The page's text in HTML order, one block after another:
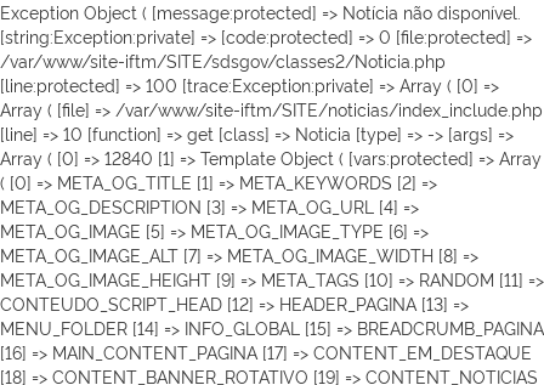
Exception Object ( [message:protected] => Notícia não disponível.
[string:Exception:private] => [code:protected] => 0 [file:protected] =>
/var/www/site-iftm/SITE/sdsgov/classes2/Noticia.php
[line:protected] => 100 [trace:Exception:private] => Array ( [0] =>
Array ( [file] => /var/www/site-iftm/SITE/noticias/index_include.php
[line] => 10 [function] => get [class] => Noticia [type] => -> [args] =>
Array ( [0] => 12840 [1] => Template Object ( [vars:protected] => Array
( [0] => META_OG_TITLE [1] => META_KEYWORDS [2] =>
META_OG_DESCRIPTION [3] => META_OG_URL [4] =>
META_OG_IMAGE [5] => META_OG_IMAGE_TYPE [6] =>
META_OG_IMAGE_ALT [7] => META_OG_IMAGE_WIDTH [8] =>
META_OG_IMAGE_HEIGHT [9] => META_TAGS [10] => RANDOM [11] =>
CONTEUDO_SCRIPT_HEAD [12] => HEADER_PAGINA [13] =>
MENU_FOLDER [14] => INFO_GLOBAL [15] => BREADCRUMB_PAGINA
[16] => MAIN_CONTENT_PAGINA [17] => CONTENT_EM_DESTAQUE
[18] => CONTENT_BANNER_ROTATIVO [19] => CONTENT_NOTICIAS